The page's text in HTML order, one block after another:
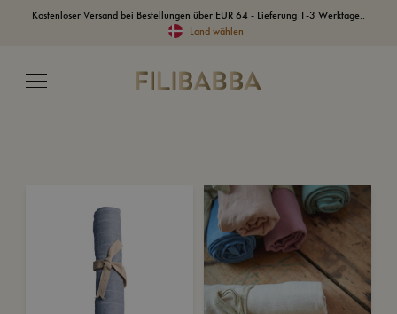
Kostenloser Versand bei Bestellungen über EUR 64 - Lieferung 1-3 Werktage..
Land wählen